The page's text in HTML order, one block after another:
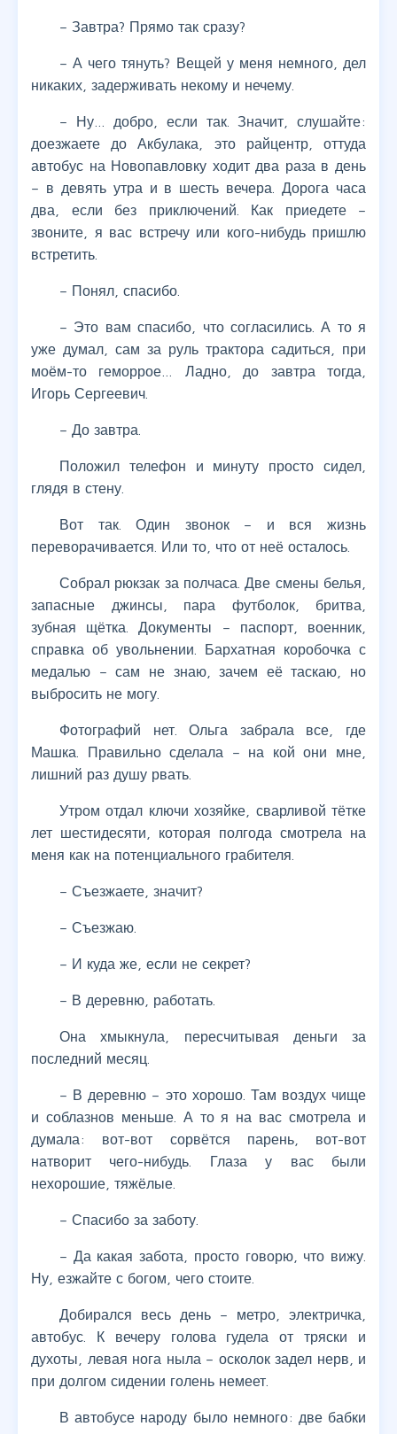
– Завтра? Прямо так сразу?
– А чего тянуть? Вещей у меня немного, дел
никаких, задерживать некому и нечему.
– Ну… добро, если так. Значит, слушайте:
доезжаете до Акбулака, это райцентр, оттуда
автобус на Новопавловку ходит два раза в день
– в девять утра и в шесть вечера. Дорога часа
два, если без приключений. Как приедете –
звоните, я вас встречу или кого-нибудь пришлю
встретить.
– Понял, спасибо.
– Это вам спасибо, что согласились. А то я
уже думал, сам за руль трактора садиться, при
моём-то геморрое… Ладно, до завтра тогда,
Игорь Сергеевич.
– До завтра.
Положил телефон и минуту просто сидел,
глядя в стену.
Вот так. Один звонок – и вся жизнь
переворачивается. Или то, что от неё осталось.
Собрал рюкзак за полчаса. Две смены белья,
запасные джинсы, пара футболок, бритва,
зубная щётка. Документы – паспорт, военник,
справка об увольнении. Бархатная коробочка с
медалью – сам не знаю, зачем её таскаю, но
выбросить не могу.
Фотографий нет. Ольга забрала все, где
Машка. Правильно сделала – на кой они мне,
лишний раз душу рвать.
Утром отдал ключи хозяйке, сварливой тётке
лет шестидесяти, которая полгода смотрела на
меня как на потенциального грабителя.
– Съезжаете, значит?
– Съезжаю.
– И куда же, если не секрет?
– В деревню, работать.
Она хмыкнула, пересчитывая деньги за
последний месяц.
– В деревню – это хорошо. Там воздух чище
и соблазнов меньше. А то я на вас смотрела и
думала: вот-вот сорвётся парень, вот-вот
натворит чего-нибудь. Глаза у вас были
нехорошие, тяжёлые.
– Спасибо за заботу.
– Да какая забота, просто говорю, что вижу.
Ну, езжайте с богом, чего стоите.
Добирался весь день – метро, электричка,
автобус. К вечеру голова гудела от тряски и
духоты, левая нога ныла – осколок задел нерв, и
при долгом сидении голень немеет.
В автобусе народу было немного: две бабки